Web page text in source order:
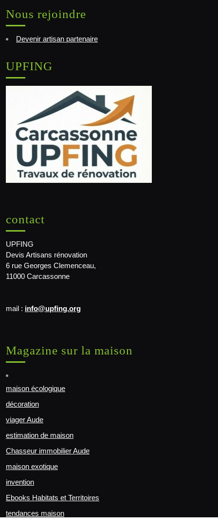
Nous rejoindre
Devenir artisan partenaire
UPFING
contact
UPFING
Devis Artisans rénovation
6 rue Georges Clemenceau,
11000 Carcassonne
mail : info@upfing.org
Magazine sur la maison
maison écologique
décoration
viager Aude
estimation de maison
Chasseur immobilier Aude
maison exotique
invention
Ebooks Habitats et Territoires
tendances maison